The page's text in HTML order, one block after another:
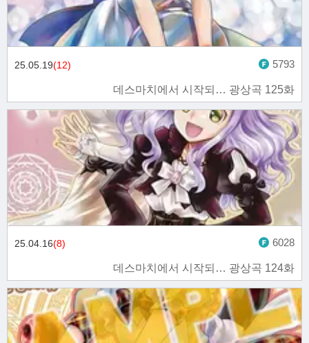
데스마치에서 시작되… 광상곡 125화
25.05.19(12) 5793
데스마치에서 시작되… 광상곡 124화
25.04.16(8) 6028